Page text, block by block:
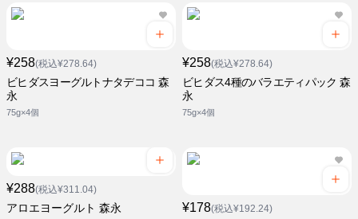
¥258(税込¥278.64)
ビヒダスヨーグルトナタデココ 森
永
75g×4個
¥258(税込¥278.64)
ビヒダス4種のバラエティパック 森
永
75g×4個
¥288(税込¥311.04)
アロエヨーグルト 森永 ¥178(税込¥192.24)